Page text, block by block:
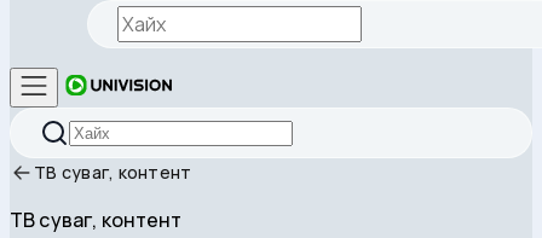
ТВ суваг, контент
ТВ суваг, контент